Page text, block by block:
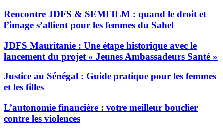
Rencontre JDFS & SEMFILM : quand le droit et
l’image s’allient pour les femmes du Sahel
JDFS Mauritanie : Une étape historique avec le
lancement du projet « Jeunes Ambassadeurs Santé »
Justice au Sénégal : Guide pratique pour les femmes
et les filles
L’autonomie financière : votre meilleur bouclier
contre les violences